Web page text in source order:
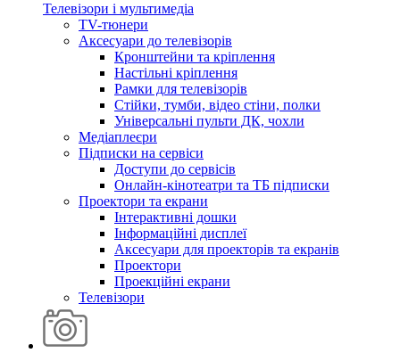
Телевізори і мультимедіа
TV-тюнери
Аксесуари до телевізорів
Кронштейни та кріплення
Настільні кріплення
Рамки для телевізорів
Стійки, тумби, відео стіни, полки
Універсальні пульти ДК, чохли
Медіаплеєри
Підписки на сервіси
Доступи до сервісів
Онлайн-кінотеатри та ТБ підписки
Проектори та екрани
Інтерактивні дошки
Інформаційні дисплеї
Аксесуари для проекторів та екранів
Проектори
Проекційні екрани
Телевізори